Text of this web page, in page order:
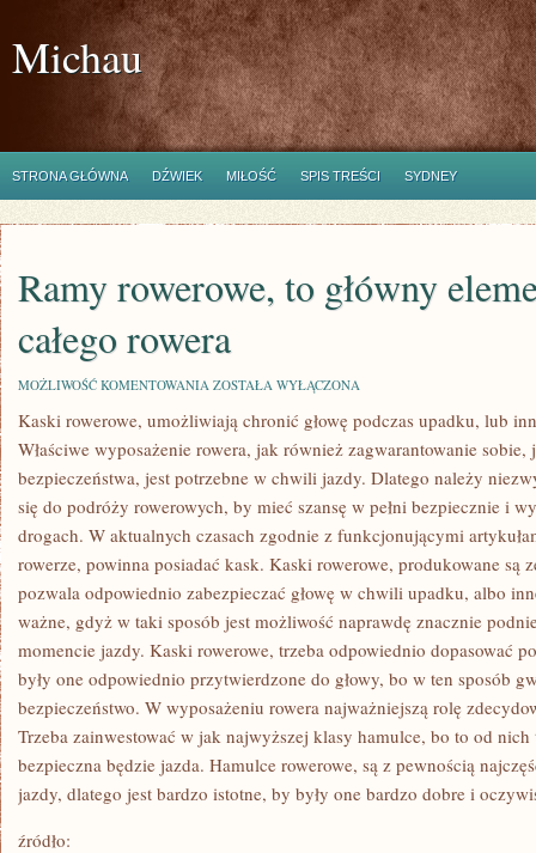
Michau
STRONA GŁÓWNA DŹWIEK MIŁOŚĆ SPIS TREŚCI SYDNEY
Ramy rowerowe, to główny
całego rowera
MOŻLIWOŚĆ KOMENTOWANIA RAMY
TO
GŁÓWNY
ELEMENT
BUDOWY
ROWERA
ZOSTAŁA WYŁĄCZONA
Kaski rowerowe, umożliwiają chronić głowę podczas upadku, lub
Właściwe wyposażenie rowera, jak również zagwarantowanie
bezpieczeństwa, jest potrzebne w chwili jazdy. Dlatego należy
się do podróży rowerowych, by mieć szansę w pełni bezpiecznie i
drogach. W aktualnych czasach zgodnie z funkcjonującymi
rowerze, powinna posiadać kask. Kaski rowerowe, produkowane są
pozwala odpowiednio zabezpieczać głowę w chwili upadku, albo
ważne, gdyż w taki sposób jest możliwość naprawdę znacznie
momencie jazdy. Kaski rowerowe, trzeba odpowiednio dopasować
były one odpowiednio przytwierdzone do głowy, bo w ten sposób
bezpieczeństwo. W wyposażeniu rowera najważniejszą rolę
Trzeba zainwestować w jak najwyższej klasy hamulce, bo to od
bezpieczna będzie jazda. Hamulce rowerowe, są z pewnością
jazdy, dlatego jest bardzo istotne, by były one bardzo dobre i
źródło: